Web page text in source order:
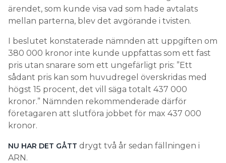
ärendet, som kunde visa vad som hade avtalats
mellan parterna, blev det avgörande i tvisten.
I beslutet konstaterade nämnden att uppgiften om
380 000 kronor inte kunde uppfattas som ett fast
pris utan snarare som ett ungefärligt pris: ”Ett
sådant pris kan som huvudregel överskridas med
högst 15 procent, det vill säga totalt 437 000
kronor.” Nämnden rekommenderade därför
företagaren att slutföra jobbet för max 437 000
kronor.
NU HAR DET GÅTT drygt två år sedan fällningen i
ARN.